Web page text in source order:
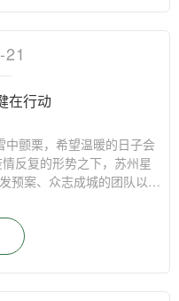
在行动
颤栗，希望温暖的日子会
反复的形势之下，苏州星
预案、众志成城的团队以及
守护，起于本心落于微末。
生活的社会愈加温暖，让我
市的关系更加妥帖，同时苏